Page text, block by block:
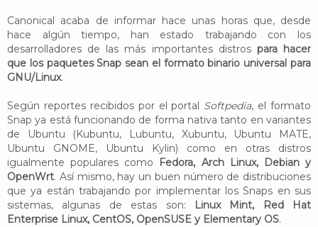
Canonical acaba de informar hace unas horas que, desde
hace algún tiempo, han estado trabajando con los
desarrolladores de las más importantes distros para hacer
que los paquetes Snap sean el formato binario universal para
GNU/Linux.
Según reportes recibidos por el portal Softpedia, el formato
Snap ya está funcionando de forma nativa tanto en variantes
de Ubuntu (Kubuntu, Lubuntu, Xubuntu, Ubuntu MATE,
Ubuntu GNOME, Ubuntu Kylin) como en otras distros
igualmente populares como
Fedora, Arch Linux, Debian y
OpenWrt. Así mismo, hay un buen número de distribuciones
que ya están trabajando por implementar los Snaps en sus
sistemas, algunas de estas son:
Linux Mint, Red Hat
Enterprise Linux, CentOS, OpenSUSE y Elementary OS.